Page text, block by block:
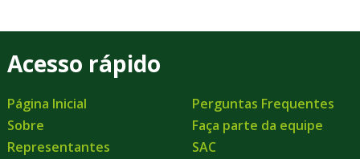
Acesso rápido
Página Inicial
Sobre
Representantes
Perguntas Frequentes
Faça parte da equipe
SAC